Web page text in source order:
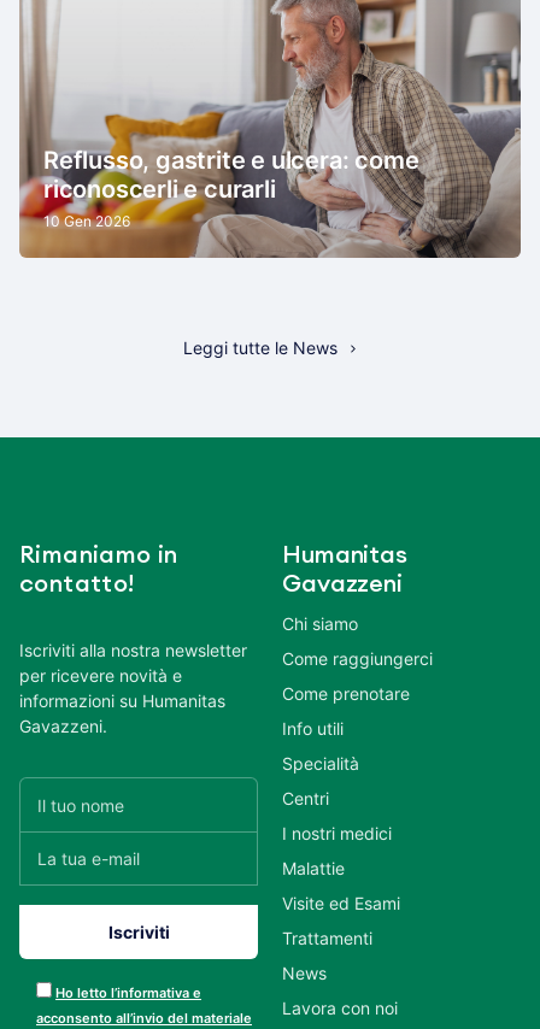
Reflusso, gastrite e ulcera: come
riconoscerli e curarli
10 Gen 2026
Leggi tutte le News
Rimaniamo in
contatto!
Iscriviti alla nostra newsletter
per ricevere novità e
informazioni su Humanitas
Gavazzeni.
Ho letto l’informativa e
acconsento all’invio del materiale
Humanitas
Gavazzeni
Chi siamo
Come raggiungerci
Come prenotare
Info utili
Specialità
Centri
I nostri medici
Malattie
Visite ed Esami
Trattamenti
News
Lavora con noi